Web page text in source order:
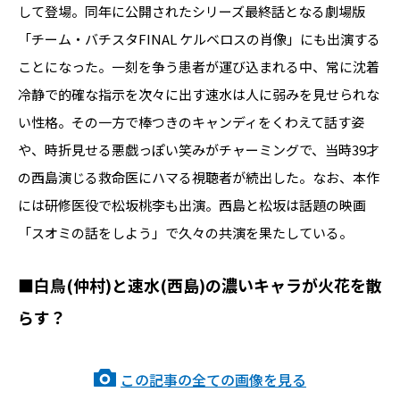
して登場。同年に公開されたシリーズ最終話となる劇場版
「チーム・バチスタFINAL ケルベロスの肖像」にも出演する
ことになった。一刻を争う患者が運び込まれる中、常に沈着
冷静で的確な指示を次々に出す速水は人に弱みを見せられな
い性格。その一方で棒つきのキャンディをくわえて話す姿
や、時折見せる悪戯っぽい笑みがチャーミングで、当時39才
の西島演じる救命医にハマる視聴者が続出した。なお、本作
には研修医役で松坂桃李も出演。西島と松坂は話題の映画
「スオミの話をしよう」で久々の共演を果たしている。
■白鳥(仲村)と速水(西島)の濃いキャラが火花を散
らす？
この記事の全ての画像を見る